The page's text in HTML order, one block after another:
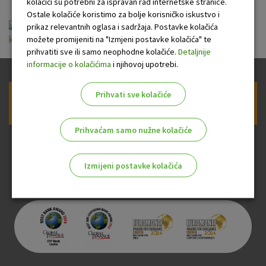
Opce informacije o gotovinskom express
kreditu za umirovljenike.pdf
Prijava na newsletter OTP banke
Ostale kolačiće koristimo za bolje korisničko iskustvo i
prikaz relevantnih oglasa i sadržaja. Postavke kolačića
možete promijeniti na "Izmjeni postavke kolačića" te
prihvatiti sve ili samo neophodne kolačiće. Detaljnije
informacije o kolačićima i njihovoj upotrebi.
Prihvati sve kolačiće
Prihvaćam samo nužne kolačiće
Izmijeni postavke kolačića